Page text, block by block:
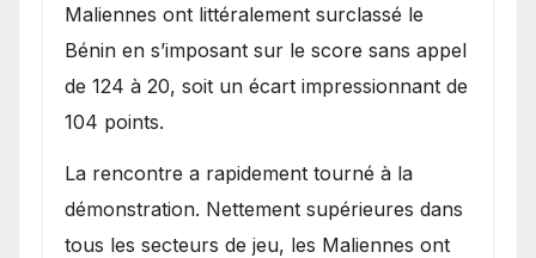
Maliennes ont littéralement surclassé le
Bénin en s’imposant sur le score sans appel
de 124 à 20, soit un écart impressionnant de
104 points.
La rencontre a rapidement tourné à la
démonstration. Nettement supérieures dans
tous les secteurs de jeu, les Maliennes ont